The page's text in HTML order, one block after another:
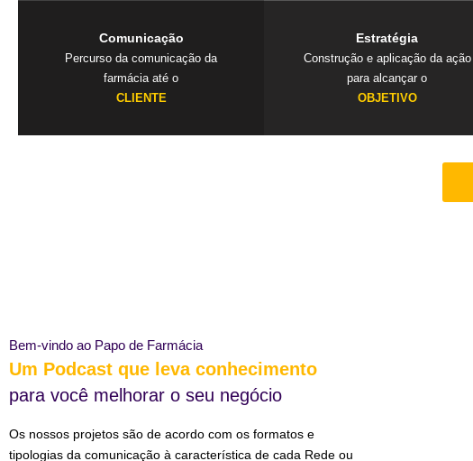
Comunicação
Percurso da comunicação da
farmácia até o
CLIENTE
Estratégia
Construção e aplicação da ação
para alcançar o
OBJETIVO
Bem-vindo ao Papo de Farmácia
Um Podcast que leva conhecimento
para você melhorar o seu negócio
Os nossos projetos são de acordo com os formatos e
tipologias da comunicação à característica de cada Rede ou